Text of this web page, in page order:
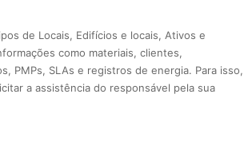
de Locais, Edifícios e locais, Ativos e
como materiais, clientes,
PMPs, SLAs e registros de energia. Para isso,
a assistência do responsável pela sua